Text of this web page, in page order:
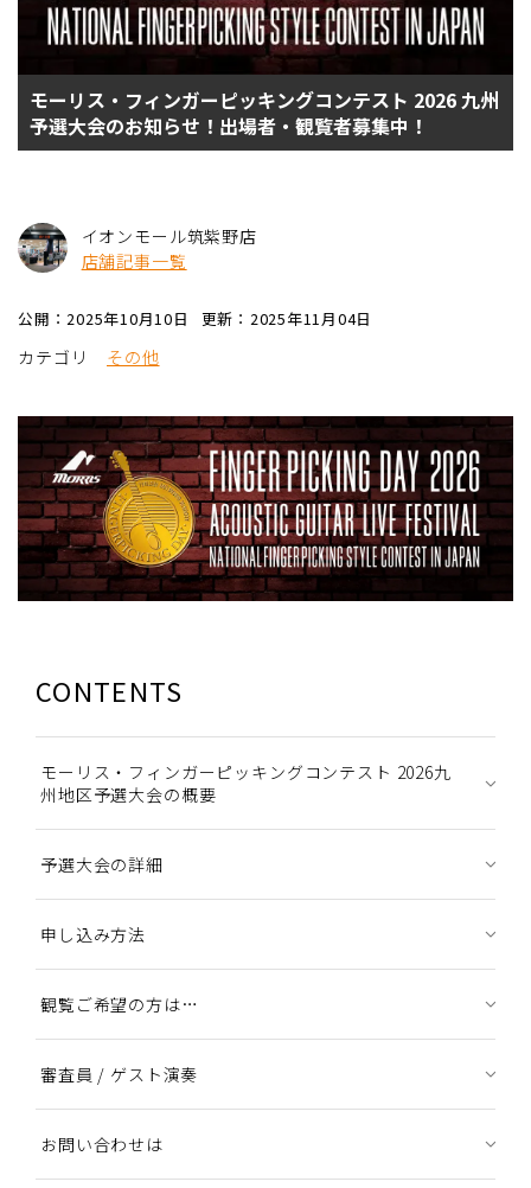
モーリス・フィンガーピッキングコンテスト 2026 九州
予選大会のお知らせ！出場者・観覧者募集中！
イオンモール筑紫野店
店舗記事一覧
公開：2025年10月10日 更新：2025年11月04日
カテゴリ その他
CONTENTS
モーリス・フィンガーピッキングコンテスト 2026九
州地区予選大会の概要
予選大会の詳細
申し込み方法
観覧ご希望の方は…
審査員 / ゲスト演奏
お問い合わせは